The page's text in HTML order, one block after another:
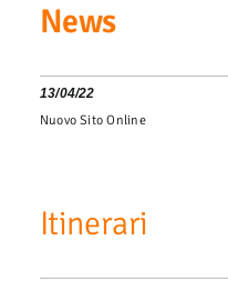
News
13/04/22
Nuovo Sito Online
Itinerari